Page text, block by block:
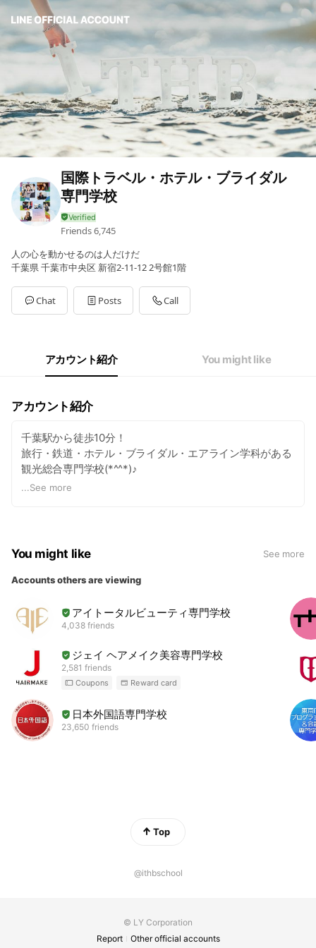
国際トラベル・ホテル・ブライダル
専門学校
Friends6,745
人の心を動かせるのは人だけだ
千葉県 千葉市中央区 新宿2-11-12 2号館1階
Chat Posts Call
アカウント紹介 You might like
アカウント紹介
千葉駅から徒歩10分！
旅行・鉄道・ホテル・ブライダル・エアライン学科がある
観光総合専門学校(*^^*)♪
-会いに行きたいひとになる-を一緒に目指してみません
...See more
You might like See more
Accounts others are viewing
アイトータルビューティ専門学校
4,038 friends
ジェイ ヘアメイク美容専門学校
2,581 friends
Coupons Reward card
日本外国語専門学校
23,650 friends
Top
@ithbschool
© LY Corporation
Report
Other official accounts